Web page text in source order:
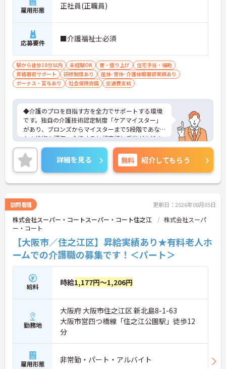
雇用形態 正社員(正職員)
応募要件 ■介護福祉士必須
駅から徒歩10分以内 未経験OK 寮・借り上げ
住宅手当・補助
資格取得サポート
研修制度あり
産休･育休･介護休暇取得実績あり
ボーナス・賞与あり
社会保険完備 交通費支給
◆介護のプロを目指す方を全力でサポートする環境
です。独自の介護技術認定制度「ケアマイスター」
があり、ブロンズからマイスターまで5段階であな
たの技術を評価。合格すると認定証と手当が支給さ
れます。
◆スタッフ同士の繋がりを大切にするため「サンク
スバッジ」という素敵な制度を導入しています。ス
マホやパソコンから、部署や施設を超えた仲間に
「ありがとう」のバッジを送り合う仕組みで、毎月
些細なことでも感謝を伝え合い、認め合えるため、
風通しが良くとてもあたたかい雰囲気の職場です。
また、「もっとこうしたら良くなるかも！」という
現場の小さなアイデアを大切にしており、入社1日
目から誰でもいくつでも提案できる「フジキャタ提
案」制度があり、毎月役員がすべての提案に目を通
します。自分の気づきが実際のサービス向上につな
がるため、やりがいを持って仕事に取り組めます。
詳細を見る 無料 紹介してもらう
訪問看護 更新日：2026年08月05日
株式会社スーパー・コートスーパー・コート住之江
株式会社スーパ
ー・コート
【大阪市／住之江区】昇給実績あり★有料老人ホ
ームでの介護職の募集です！＜パート＞
給料 時給1,177円～1,206円
勤務地
大阪府 大阪市住之江区 新北島8-1-63
大阪市営四つ橋線「住之江公園駅」徒歩12
分
雇用形態 非常勤・パート・アルバイト